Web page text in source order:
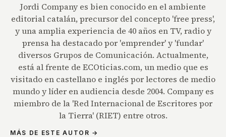
Jordi Company es bien conocido en el ambiente
editorial catalán, precursor del concepto 'free press',
y una amplia experiencia de 40 años en TV, radio y
prensa ha destacado por 'emprender' y 'fundar'
diversos Grupos de Comunicación. Actualmente,
está al frente de ECOticias.com, un medio que es
visitado en castellano e inglés por lectores de medio
mundo y líder en audiencia desde 2004. Company es
miembro de la 'Red Internacional de Escritores por
la Tierra' (RIET) entre otros.
MÁS DE ESTE AUTOR →